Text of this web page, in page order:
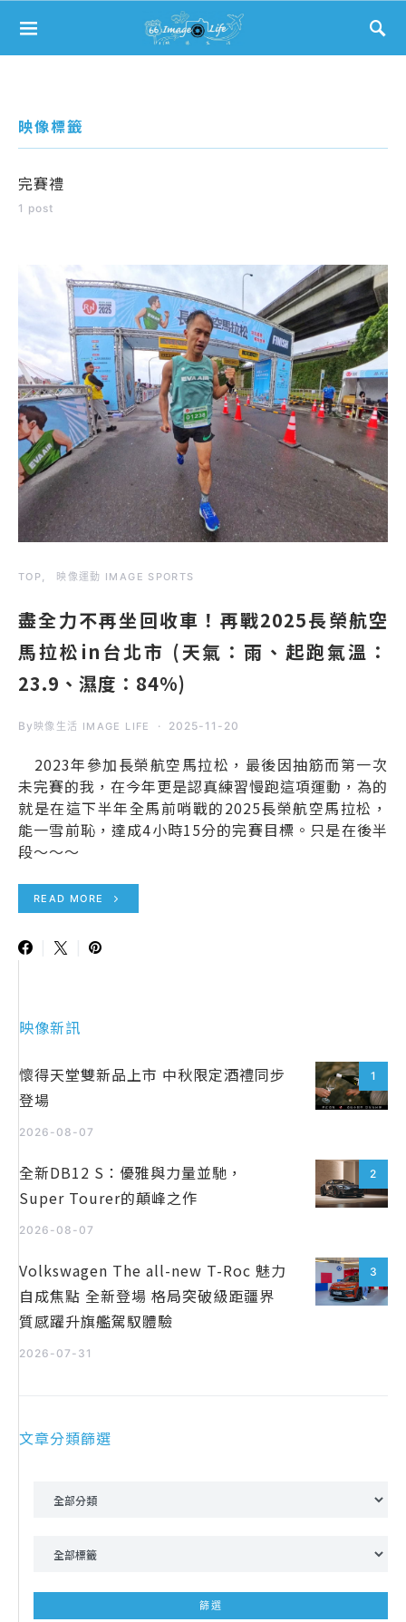
Search for:
映像標籤
完賽禮
1 post
TOP 映像運動 IMAGE SPORTS
盡全力不再坐回收車！再戰2025長榮航空
馬拉松in台北市 (天氣：雨、起跑氣溫：
23.9、濕度：84%)
By 映像生活 IMAGE LIFE 2025-11-20
2023年參加長榮航空馬拉松，最後因抽筋而第一次
未完賽的我，在今年更是認真練習慢跑這項運動，為的
就是在這下半年全馬前哨戰的2025長榮航空馬拉松，
能一雪前恥，達成4小時15分的完賽目標。只是在後半
段～～～
READ MORE
映像新訊
1
懷得天堂雙新品上市 中秋限定酒禮同步
登場
2026-08-07
2
全新DB12 S：優雅與力量並馳，
Super Tourer的顛峰之作
2026-08-07
3
Volkswagen The all-new T-Roc 魅力
自成焦點 全新登場 格局突破級距疆界
質感躍升旗艦駕馭體驗
2026-07-31
文章分類篩選